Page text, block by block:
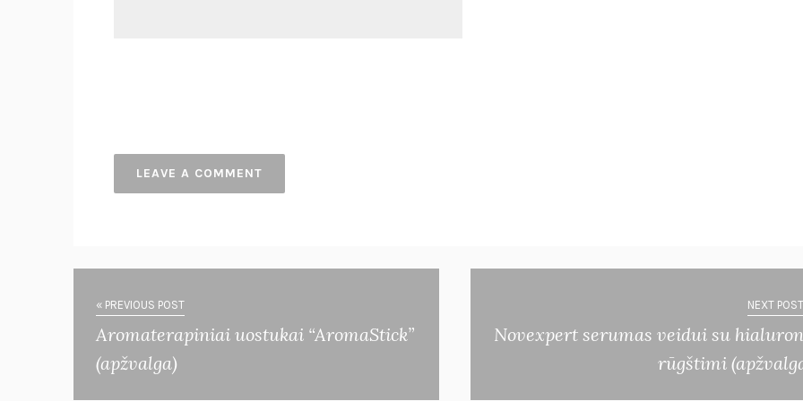
« PREVIOUS POST
Aromaterapiniai uostukai “AromaStick”
(apžvalga)
NEXT
Novexpert serumas veidui su
rūgštimi